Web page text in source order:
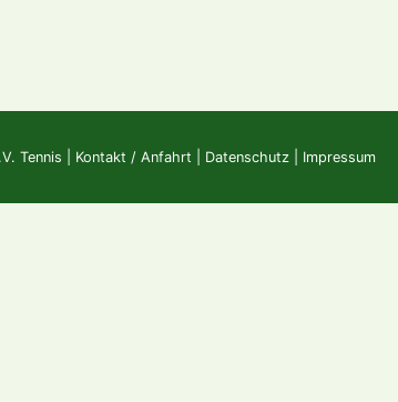
Tennis | Kontakt / Anfahrt Datenschutz| Impressum